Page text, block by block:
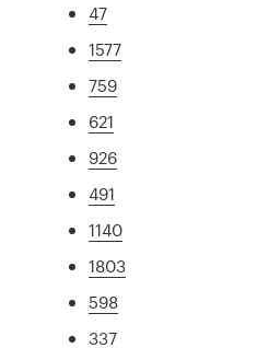
47
1577
759
621
926
491
1140
1803
598
337